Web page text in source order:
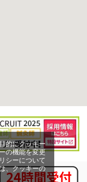
的にクッキー
の機能を変更
シーについて
、クッキーの
ュー株式会社,